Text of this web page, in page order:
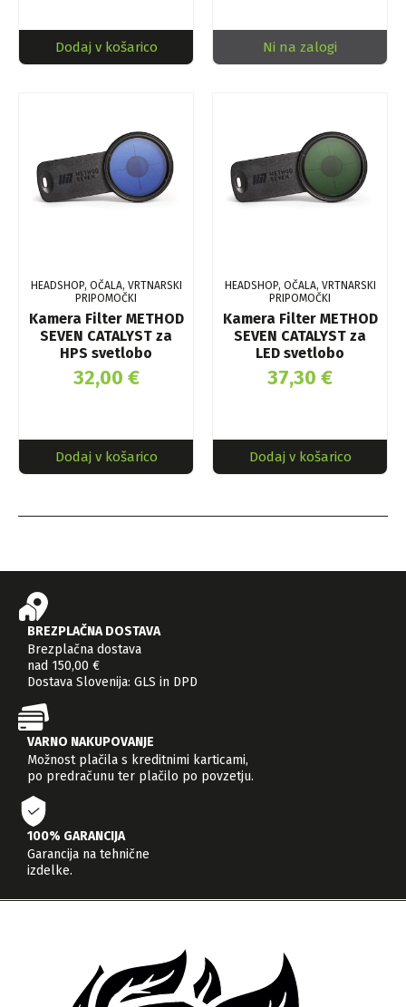
Dodaj v košarico Ni na zalogi
HEADSHOP, OČALA, VRTNARSKI
PRIPOMOČKI
Kamera Filter METHOD
SEVEN CATALYST za
HPS svetlobo
32,00 €
Dodaj v košarico
HEADSHOP, OČALA, VRTNARSKI
PRIPOMOČKI
Kamera Filter METHOD
SEVEN CATALYST za
LED svetlobo
37,30 €
Dodaj v košarico
BREZPLAČNA DOSTAVA
Brezplačna dostava
nad 150,00 €
Dostava Slovenija: GLS in DPD
VARNO NAKUPOVANJE
Možnost plačila s kreditnimi karticami,
po predračunu ter plačilo po povzetju.
100% GARANCIJA
Garancija na tehnične
izdelke.